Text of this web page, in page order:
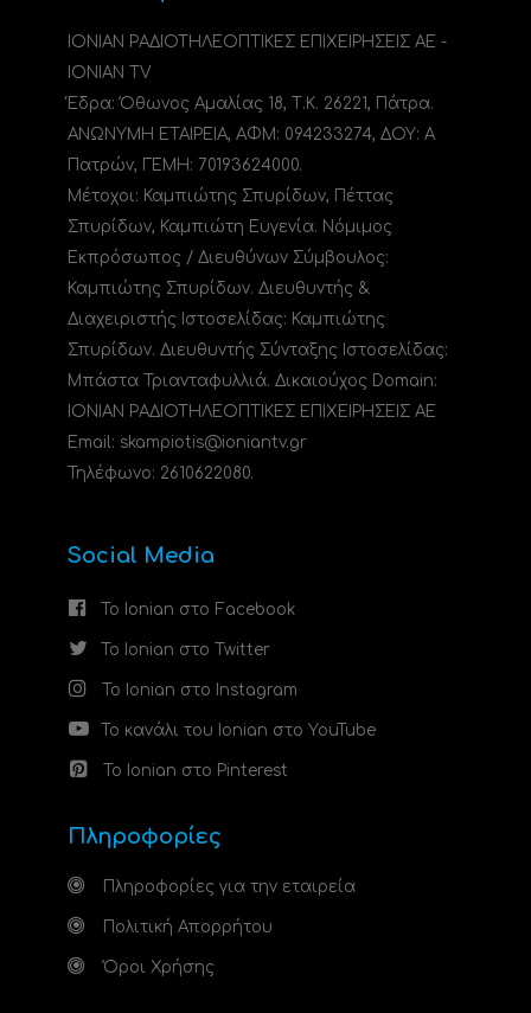
ΙΟΝΙΑΝ ΡΑΔΙΟΤΗΛΕΟΠΤΙΚΕΣ ΕΠΙΧΕΙΡΗΣΕΙΣ ΑΕ -
IONIAN TV
Έδρα: Όθωνος Αμαλίας 18, Τ.Κ. 26221, Πάτρα.
ΑΝΩΝΥΜΗ ΕΤΑΙΡΕΙΑ, ΑΦΜ: 094233274, ΔΟΥ: A
Πατρών, ΓΕΜΗ: 70193624000.
Μέτοχοι: Καμπιώτης Σπυρίδων, Πέττας
Σπυρίδων, Καμπιώτη Ευγενία. Νόμιμος
Εκπρόσωπος / Διευθύνων Σύμβουλος:
Καμπιώτης Σπυρίδων. Διευθυντής &
Διαχειριστής Ιστοσελίδας: Καμπιώτης
Σπυρίδων. Διευθυντής Σύνταξης Ιστοσελίδας:
Μπάστα Τριανταφυλλιά. Δικαιούχος Domain:
ΙΟΝΙΑΝ ΡΑΔΙΟΤΗΛΕΟΠΤΙΚΕΣ ΕΠΙΧΕΙΡΗΣΕΙΣ ΑΕ
Email: skampiotis@ioniantv.gr
Τηλέφωνο: 2610622080.
Social Media
Το Ionian στο Facebook
Το Ionian στο Twitter
Το Ionian στο Instagram
Το κανάλι του Ionian στο YouTube
Το Ionian στο Pinterest
Πληροφορίες
Πληροφορίες για την εταιρεία
Πολιτική Απορρήτου
Όροι Χρήσης